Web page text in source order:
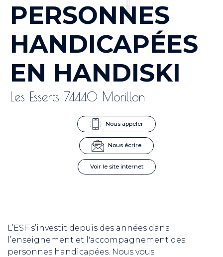
PERSONNES
HANDICAPÉES
EN HANDISKI
Les Esserts 74440 Morillon
Nous appeler
Nous écrire
Voir le site internet
L’ESF s’investit depuis des années dans
l’enseignement et l'accompagnement des
personnes handicapées. Nous vous